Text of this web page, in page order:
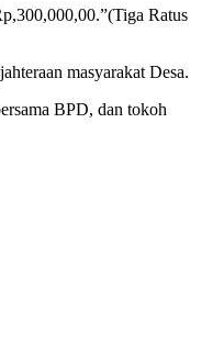
Ratus
masyarakat Desa.
BPD, dan tokoh